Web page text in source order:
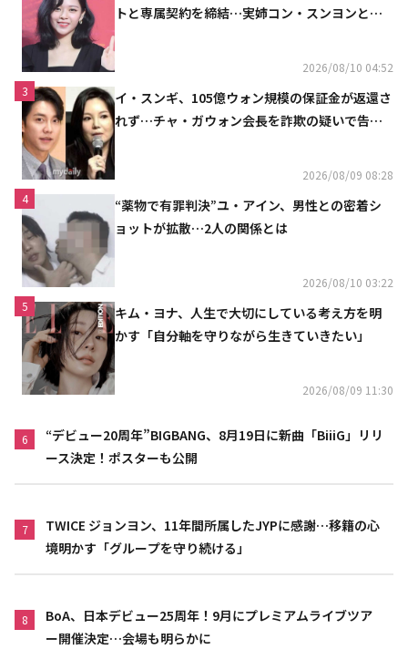
トと専属契約を締結…実姉コン・スンヨンと同
2026/08/10 04:52
3
イ・スンギ、105億ウォン規模の保証金が返還さ
れず…チャ・ガウォン会長を詐欺の疑いで告訴
2026/08/09 08:28
4
“薬物で有罪判決”ユ・アイン、男性との密着シ
ョットが拡散…2人の関係とは
2026/08/10 03:22
5
キム・ヨナ、人生で大切にしている考え方を明
かす「自分軸を守りながら生きていきたい」
2026/08/09 11:30
6
“デビュー20周年”BIGBANG、8月19日に新曲「BiiiG」リリ
ース決定！ポスターも公開
7
TWICE ジョンヨン、11年間所属したJYPに感謝…移籍の心
境明かす「グループを守り続ける」
8
BoA、日本デビュー25周年！9月にプレミアムライブツア
ー開催決定…会場も明らかに